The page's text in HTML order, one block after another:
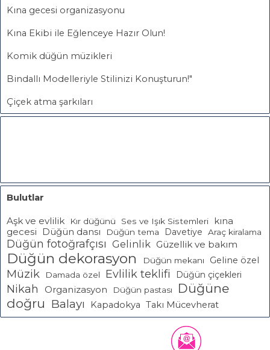
Kına gecesi organizasyonu
Kına Ekibi ile Eğlenceye Hazır Olun!
Komik düğün müzikleri
Bindallı Modelleriyle Stilinizi Konuşturun!"
Çiçek atma şarkıları
Bulutlar
Aşk ve evlilik Kır düğünü Ses ve Işık Sistemleri
kına
gecesi
Düğün dansı Düğün tema Davetiye Araç kiralama
Düğün fotoğrafçısı Gelinlik Güzellik ve bakım
Düğün dekorasyon Düğün mekanı Geline özel
Müzik Damada özel Evlilik teklifi Düğün çiçekleri
Nikah Organizasyon Düğün pastası
Düğüne
doğru Balayı Kapadokya Takı Mücevherat